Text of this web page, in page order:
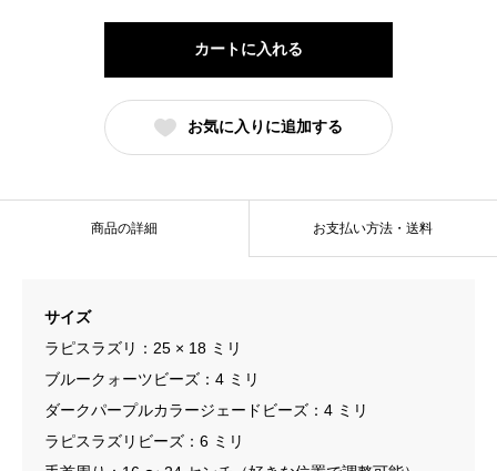
カートに入れる
お気に入りに追加する
商品の詳細 お支払い方法・送料
サイズ
ラピスラズリ：25 × 18 ミリ
ブルークォーツビーズ：4 ミリ
ダークパープルカラージェードビーズ：4 ミリ
ラピスラズリビーズ：6 ミリ